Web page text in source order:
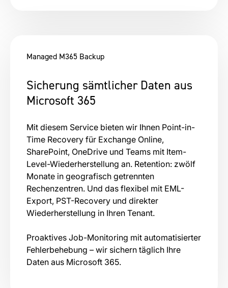
Managed M365 Backup
Sicherung sämtlicher Daten aus
Microsoft 365
Mit diesem Service bieten wir Ihnen Point-in-
Time Recovery für Exchange Online,
SharePoint, OneDrive und Teams mit Item-
Level-Wiederherstellung an. Retention: zwölf
Monate in geografisch getrennten
Rechenzentren. Und das flexibel mit EML-
Export, PST-Recovery und direkter
Wiederherstellung in Ihren Tenant.
Proaktives Job-Monitoring mit automatisierter
Fehlerbehebung – wir sichern täglich Ihre
Daten aus Microsoft 365.